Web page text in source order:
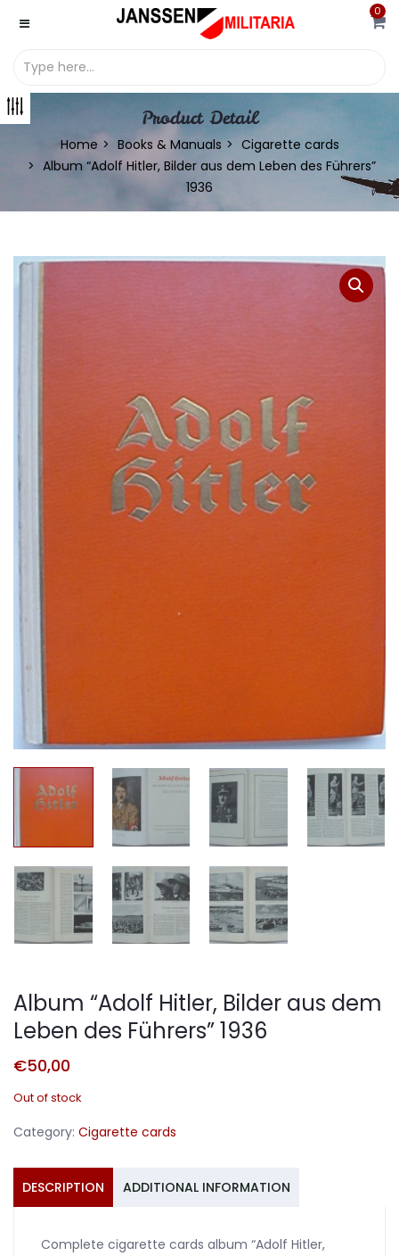
0
Product Detail
Home Books & Manuals
Cigarette cards
Album “Adolf Hitler, Bilder aus dem Leben des Führers”
1936
Album “Adolf Hitler, Bilder aus dem
Leben des Führers” 1936
€50,00
Out of stock
Category: Cigarette cards
DESCRIPTION ADDITIONAL INFORMATION
Complete cigarette cards album “Adolf Hitler,